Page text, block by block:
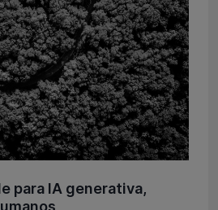
para IA generativa,